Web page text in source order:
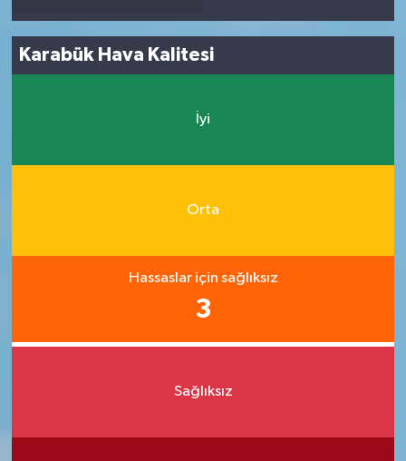
Karabük Hava Kalitesi
İyi
Orta
Hassaslar için sağlıksız
3
Sağlıksız